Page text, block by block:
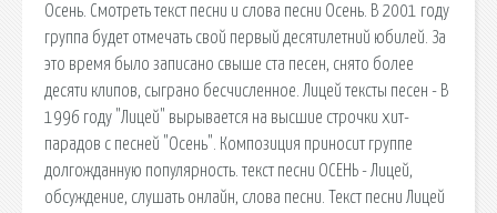
Осень. Смотреть текст песни и слова песни Осень. В 2001 году
группа будет отмечать свой первый десятилетний юбилей. За
это время было записано свыше ста песен, снято более
десяти клипов, сыграно бесчисленное. Лицей тексты песен - В
1996 году "Лицей" вырывается на высшие строчки хит-
парадов с песней "Осень". Композиция приносит группе
долгожданную популярность. текст песни ОСЕНЬ - Лицей,
обсуждение, слушать онлайн, слова песни. Текст песни Лицей